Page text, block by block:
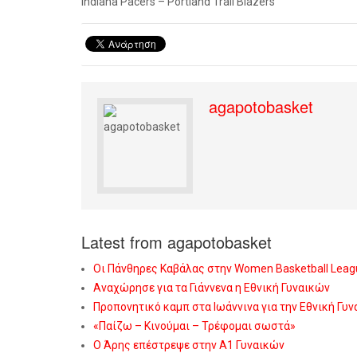
agapotobasket
Latest from agapotobasket
Οι Πάνθηρες Καβάλας στην Women Basketball
Αναχώρησε για τα Γιάννενα η Εθνική Γυναικών
Προπονητικό καμπ στα Ιωάννινα για την Εθνική
«Παίζω – Κινούμαι – Τρέφομαι σωστά»
Ο Άρης επέστρεψε στην Α1 Γυναικών